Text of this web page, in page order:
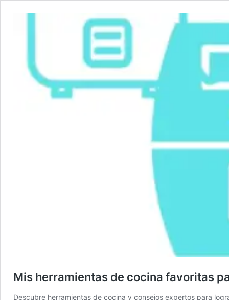
Mis herramientas de cocina favoritas
Descubre herramientas de cocina y consejos expertos para